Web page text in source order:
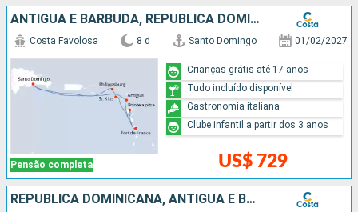
ANTIGUA E BARBUDA, REPUBLICA DOMINICANA
Pensão completa
Costa Favolosa 8 d Santo Domingo 01/02/2027
US$ 729
Crianças grátis até 17 anos
Tudo incluído disponível
Gastronomia italiana
Clube infantil a partir dos 3 anos
REPUBLICA DOMINICANA, ANTIGUA E BARBUDA